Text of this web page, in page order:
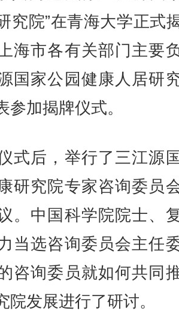
究院”在青海大学正式
海市各有关部门主要
国家公园健康人居研
参加揭牌仪式。
后，举行了三江源
研究院专家咨询委员
。中国科学院院士、
当选咨询委员会主任
咨询委员就如何共同
院发展进行了研讨。